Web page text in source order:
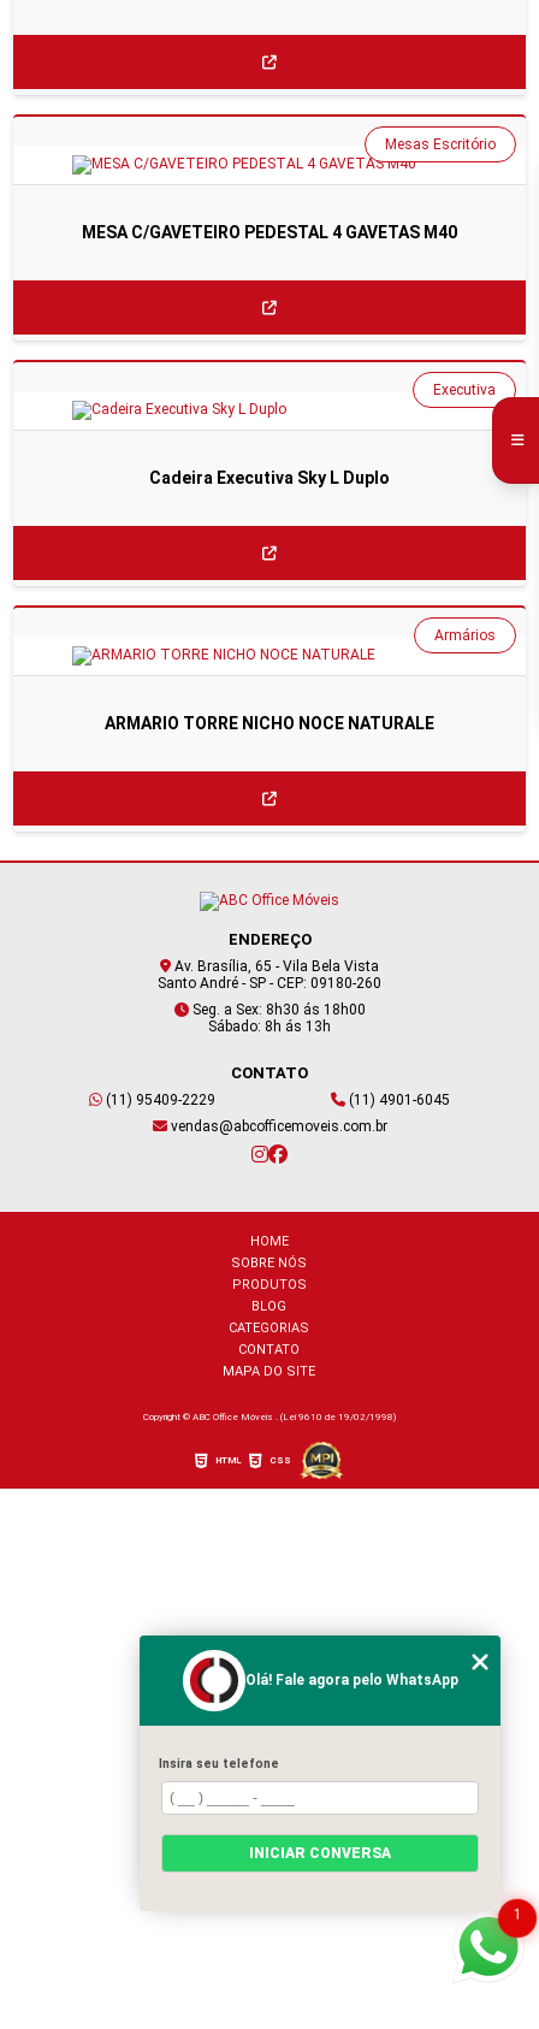
MESA C/GAVETEIRO PEDESTAL 4 GAVETAS M40
Mesas Escritório
Cadeira Executiva Sky L Duplo
Executiva
ARMARIO TORRE NICHO NOCE NATURALE
Armários
ENDEREÇO
Av. Brasília, 65 - Vila Bela Vista
Santo André - SP - CEP: 09180-260
Seg. a Sex: 8h30 ás 18h00
Sábado: 8h ás 13h
CONTATO
(11) 95409-2229
(11) 4901-6045
vendas@abcofficemoveis.com.br
HOME
SOBRE NÓS
PRODUTOS
BLOG
CATEGORIAS
CONTATO
MAPA DO SITE
Copyright © ABC Office Móveis . (Lei 9610 de 19/02/1998)
HTML CSS
1
Olá! Fale agora pelo WhatsApp
Insira seu telefone
INICIAR CONVERSA